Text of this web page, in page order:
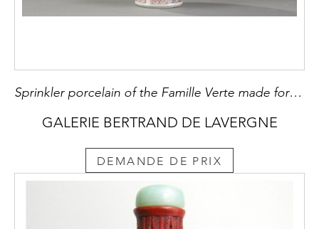
Sprinkler porcelain of the Famille Verte made for the east - China Kangxi period 1662/1722
GALERIE BERTRAND DE LAVERGNE
DEMANDE DE PRIX